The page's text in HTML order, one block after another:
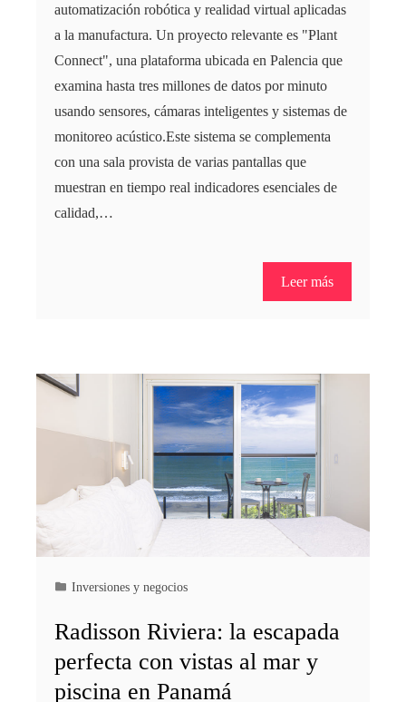
automatización robótica y realidad virtual aplicadas
a la manufactura. Un proyecto relevante es "Plant
Connect", una plataforma ubicada en Palencia que
examina hasta tres millones de datos por minuto
usando sensores, cámaras inteligentes y sistemas de
monitoreo acústico.Este sistema se complementa
con una sala provista de varias pantallas que
muestran en tiempo real indicadores esenciales de
calidad,…
Leer más
Inversiones y negocios
Radisson Riviera: la escapada
perfecta con vistas al mar y
piscina en Panamá